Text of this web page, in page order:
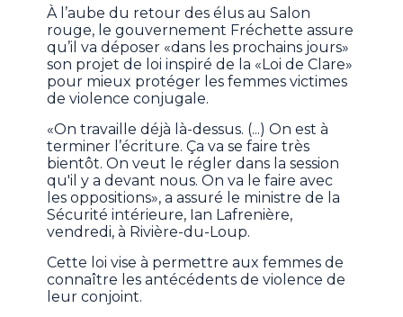
À l’aube du retour des élus au Salon
rouge, le gouvernement Fréchette assure
qu’il va déposer «dans les prochains jours»
son projet de loi inspiré de la «Loi de Clare»
pour mieux protéger les femmes victimes
de violence conjugale.
«On travaille déjà là-dessus. (...) On est à
terminer l’écriture. Ça va se faire très
bientôt. On veut le régler dans la session
qu'il y a devant nous. On va le faire avec
les oppositions», a assuré le ministre de la
Sécurité intérieure, Ian Lafrenière,
vendredi, à Rivière-du-Loup.
Cette loi vise à permettre aux femmes de
connaître les antécédents de violence de
leur conjoint.